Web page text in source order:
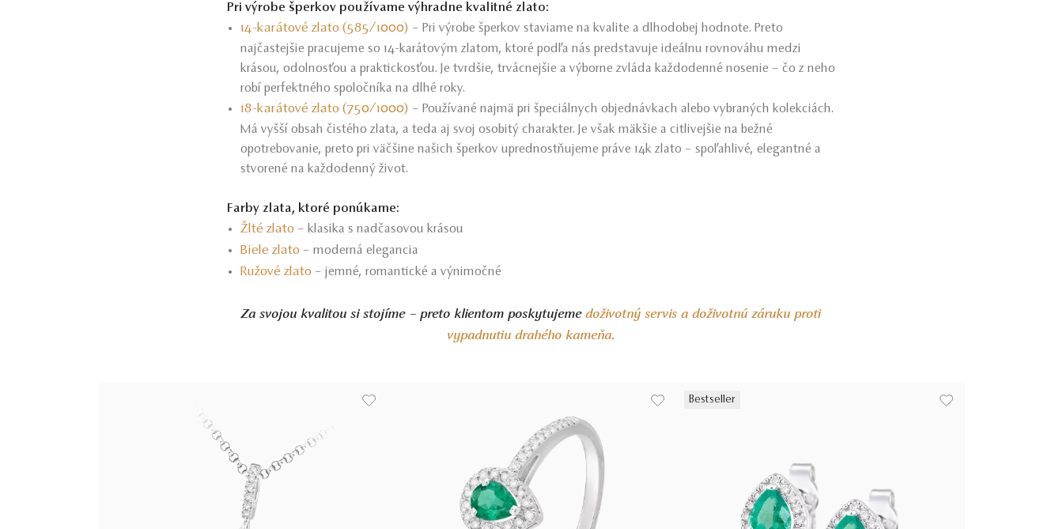
Pri výrobe šperkov používame výhradne kvalitné zlato:
14-karátové zlato (585/1000) – Pri výrobe šperkov staviame na kvalite a dlhodobej hodnote. Preto
najčastejšie pracujeme so 14-karátovým zlatom, ktoré podľa nás predstavuje ideálnu rovnováhu medzi
krásou, odolnosťou a praktickosťou. Je tvrdšie, trvácnejšie a výborne zvláda každodenné nosenie – čo z neho
robí perfektného spoločníka na dlhé roky.
18-karátové zlato (750/1000) – Používané najmä pri špeciálnych objednávkach alebo vybraných kolekciách.
Má vyšší obsah čistého zlata, a teda aj svoj osobitý charakter. Je však mäkšie a citlivejšie na bežné
opotrebovanie, preto pri väčšine našich šperkov uprednostňujeme práve 14k zlato – spoľahlivé, elegantné a
stvorené na každodenný život.
Farby zlata, ktoré ponúkame:
Žlté zlato – klasika s nadčasovou krásou
Biele zlato – moderná elegancia
Ružové zlato – jemné, romantické a výnimočné
Za svojou kvalitou si stojíme – preto klientom poskytujemedoživotný servis a doživotnú záruku proti
vypadnutiu drahého kameňa.
Bestseller